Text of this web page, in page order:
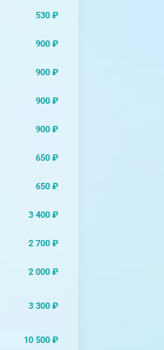
530 ₽
900 ₽
900 ₽
900 ₽
900 ₽
650 ₽
650 ₽
3 400 ₽
2 700 ₽
2 000 ₽
3 300 ₽
10 500 ₽